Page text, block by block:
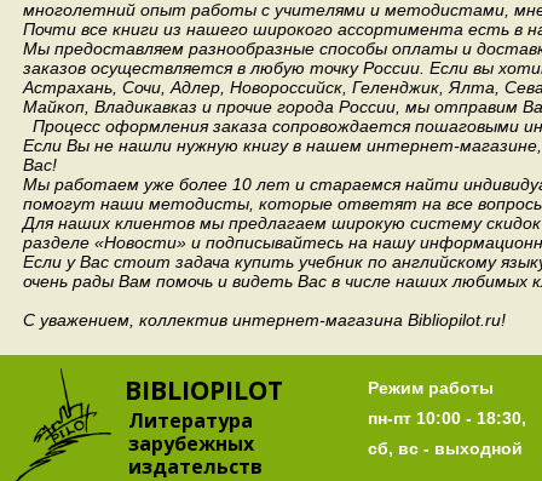
многолетний опыт работы с учителями и методистами,
Почти все книги из нашего широкого ассортимента есть в
Мы предоставляем разнообразные способы оплаты и
заказов осуществляется в любую точку России. Если вы
Астрахань, Сочи, Адлер, Новороссийск, Геленджик, Ялта,
Майкоп, Владикавказ и прочие города России, мы отправим
Процесс оформления заказа сопровождается пошаговыми
Если Вы не нашли нужную книгу в нашем интернет-
Вас!
Мы работаем уже более 10 лет и стараемся найти
помогут наши методисты, которые ответят на все
Для наших клиентов мы предлагаем широкую систему
разделе «Новости» и подписывайтесь на нашу
Если у Вас стоит задача купить учебник по английскому
очень рады Вам помочь и видеть Вас в числе наших любимых
С уважением, коллектив интернет-магазина Bibliopilot.ru!
BIBLIOPILOT
Литература
зарубежных
издательств
Режим работы
пн-пт 10:00 - 18:30,
сб, вс - выходной